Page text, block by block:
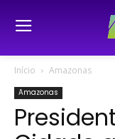
Início Amazonas
Amazonas